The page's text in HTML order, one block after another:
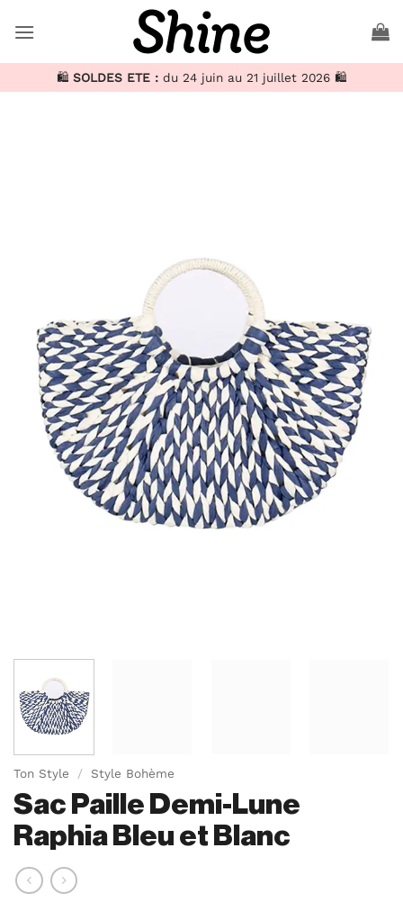
au
🛍️ SOLDES ETE : du 24 juin au 21 juillet 2026 🛍️
Ton Style / Style Bohème
Sac Paille Demi-Lune
Raphia Bleu et Blanc